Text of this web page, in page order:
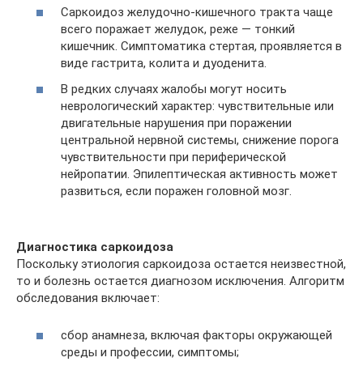
Саркоидоз желудочно-кишечного тракта чаще
всего поражает желудок, реже — тонкий
кишечник. Симптоматика стертая, проявляется в
виде гастрита, колита и дуоденита.
В редких случаях жалобы могут носить
неврологический характер: чувствительные или
двигательные нарушения при поражении
центральной нервной системы, снижение порога
чувствительности при периферической
нейропатии. Эпилептическая активность может
развиться, если поражен головной мозг.
Диагностика саркоидоза
Поскольку этиология саркоидоза остается неизвестной,
то и болезнь остается диагнозом исключения. Алгоритм
обследования включает:
сбор анамнеза, включая факторы окружающей
среды и профессии, симптомы;